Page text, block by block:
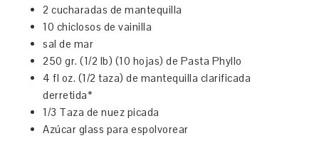
2 cucharadas de mantequilla
10 chiclosos de vainilla
sal de mar
250 gr. (1/2 lb) (10 hojas) de Pasta Phyllo
4 fl oz. (1/2 taza) de mantequilla clarificada
derretida*
1/3 Taza de nuez picada
Azúcar glass para espolvorear